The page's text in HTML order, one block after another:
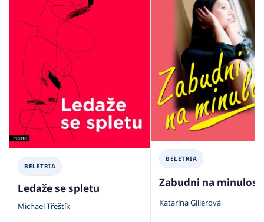
BELETRIA
Ledaže se spletu
Michael Třeštík
BELETRIA
Zabudni na minulosť
Katarína Gillerová